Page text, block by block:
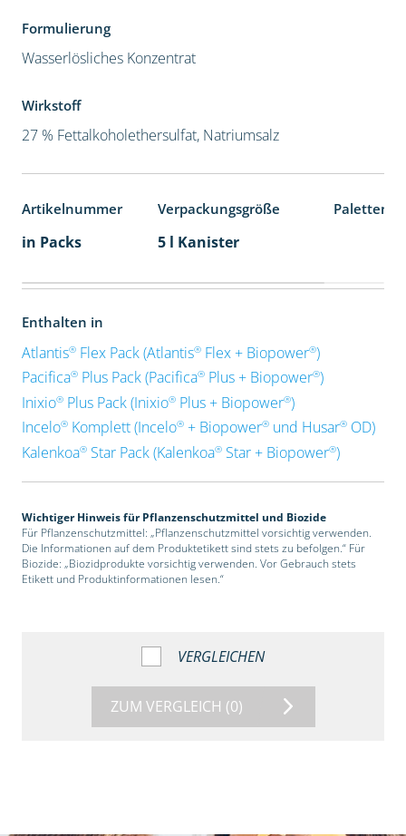
Formulierung
Wasserlösliches Konzentrat
Wirkstoff
27 % Fettalkoholethersulfat, Natriumsalz
Artikelnummer Verpackungsgröße
in Packs 5 l Kanister
Enthalten in
Atlantis®Flex Pack (Atlantis®Flex + Biopower®)
Pacifica®Plus Pack (Pacifica®Plus + Biopower®)
Inixio®Plus Pack (Inixio®Plus + Biopower®)
Incelo®Komplett (Incelo®+ Biopower®und Husar®OD)
Kalenkoa®Star Pack (Kalenkoa®Star + Biopower®)
Wichtiger Hinweis für Pflanzenschutzmittel und Biozide
Für Pflanzenschutzmittel: „Pflanzenschutzmittel vorsichtig verwenden.
Die Informationen auf dem Produktetikett sind stets zu befolgen.“ Für
Biozide: „Biozidprodukte vorsichtig verwenden. Vor Gebrauch stets
Etikett und Produktinformationen lesen.“
VERGLEICHEN
ZUM VERGLEICH (0)